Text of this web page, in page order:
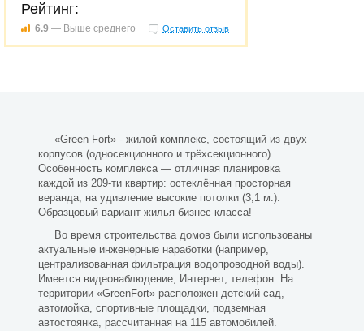
Рейтинг:
6.9 — Выше среднего Оставить отзыв
«Green Fort» - жилой комплекс, состоящий из двух
корпусов (односекционного и трёхсекционного).
Особенность комплекса — отличная планировка
каждой из 209-ти квартир: остеклённая просторная
веранда, на удивление высокие потолки (3,1 м.).
Образцовый вариант жилья бизнес-класса!
Во время строительства домов были использованы
актуальные инженерные наработки (например,
централизованная фильтрация водопроводной воды).
Имеется видеонаблюдение, Интернет, телефон. На
территории «GreenFort» расположен детский сад,
автомойка, спортивные площадки, подземная
автостоянка, рассчитанная на 115 автомобилей.